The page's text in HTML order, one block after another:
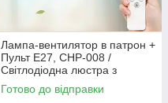
Лампа-вентилятор в патрон +
Пульт E27, CHP-008 /
Світлодіодна люстра з
вентилятором / Лід люстра
стельова
Готово до відправки